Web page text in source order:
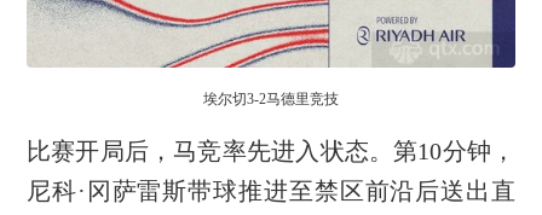
埃尔切3-2马德里竞技
比赛开局后，马竞率先进入状态。第10分钟，
尼科·冈萨雷斯带球推进至禁区前沿后送出直